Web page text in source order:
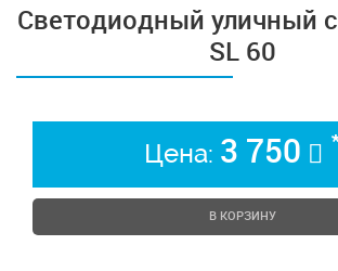
Светодиодный уличный
SL 60
Цена: 3 750
В КОРЗИНУ